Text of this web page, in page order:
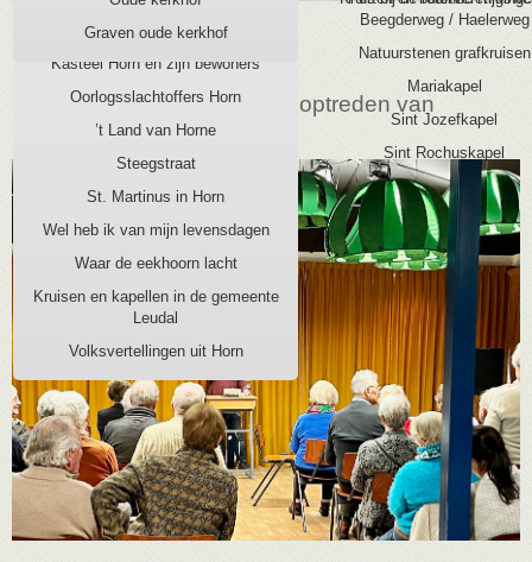
Kasteel Horn, burcht aan de Maas
Kasteel Horn en zijn bewoners
Oorlogsslachtoffers Horn
’t Land van Horne
Steegstraat
St. Martinus in Horn
Wel heb ik van mijn levensdagen
Waar de eekhoorn lacht
Kruisen en kapellen in de gemeente
Leudal
Volksvertellingen uit Horn
Beegderweg / Haelerweg
Natuurstenen grafkruisen
Mariakapel
Sint Jozefkapel
Sint Rochuskapel
Graven oude kerkhof
10 JANUARI 2024:
Nieuwjaarsbijeenkomst met optreden van
buutteredner Ron Schmeitz